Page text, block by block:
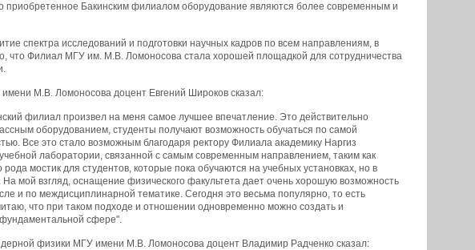
приобретенное Бакинским филиалом оборудование являются более современным и
спектра исследований и подготовки научных кадров по всем направлениям, в
Филиал МГУ им. М.В. Ломоносова стала хорошей площадкой для сотрудничества
М.В. Ломоносова доцент Евгений Широков сказал:
филиал произвел на меня самое лучшее впечатление. Это действительно
оборудованием, студенты получают возможность обучаться по самой
Все это стало возможным благодаря ректору Филиала академику Наргиз
лаборатории, связанной с самым современным направлением, таким как
мостик для студентов, которые пока обучаются на учебных установках, но в
мой взгляд, оснащение физического факультета дает очень хорошую возможность
и по междисциплинарной тематике. Сегодня это весьма популярно, то есть
что при таком подходе и отношении одновременно можно создать и
сфере".
физики МГУ имени М.В. Ломоносова доцент Владимир Радченко сказал: